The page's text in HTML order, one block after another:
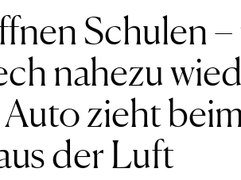
Schulen
nahezu
zieht beim
der Luft